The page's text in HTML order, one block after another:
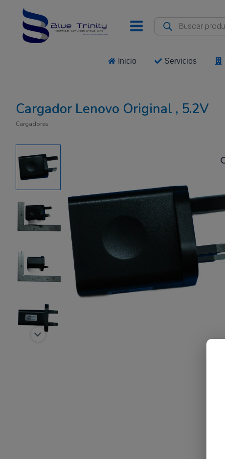
contenido
Búsqueda
Inicio Servicios
Cargador Lenovo Original , 5.2V
Cargadores